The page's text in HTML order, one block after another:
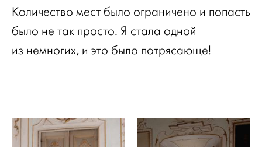
Количество мест было ограничено и попасть
было не так просто. Я стала одной
из немногих, и это было потрясающе!